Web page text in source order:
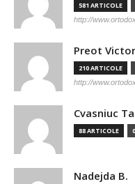
581 ARTICOLE
http://
Preot
210 ARTICOLE
http://
Cvasniuc
88 ARTICOLE
Nadejda B.